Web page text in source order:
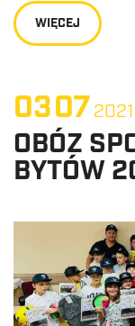
WIĘCEJ
03072021
OBÓZ
BYTÓW